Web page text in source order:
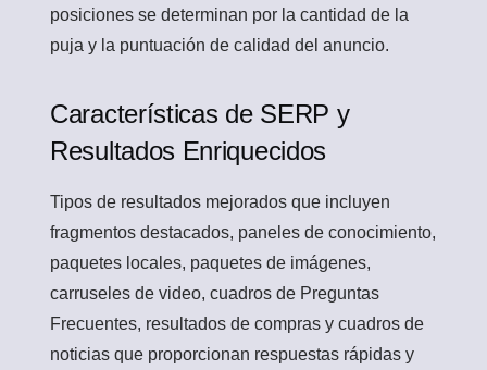
posiciones se determinan por la cantidad de la
puja y la puntuación de calidad del anuncio.
Características de SERP y
Resultados Enriquecidos
Tipos de resultados mejorados que incluyen
fragmentos destacados, paneles de conocimiento,
paquetes locales, paquetes de imágenes,
carruseles de video, cuadros de Preguntas
Frecuentes, resultados de compras y cuadros de
noticias que proporcionan respuestas rápidas y